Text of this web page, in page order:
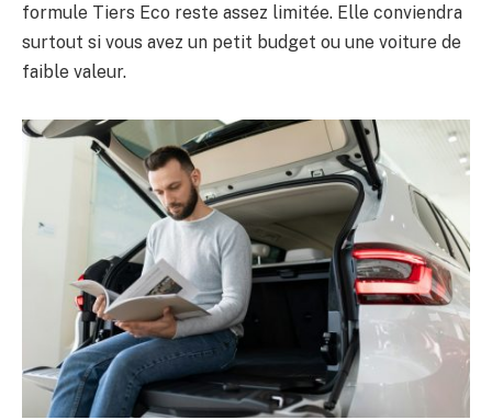
formule Tiers Eco reste assez limitée. Elle conviendra
surtout si vous avez un petit budget ou une voiture de
faible valeur.